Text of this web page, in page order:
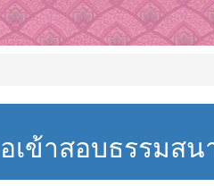
เข้าสอบธรรมส